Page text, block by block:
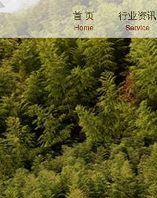
首 页
Home
行业资讯
Service